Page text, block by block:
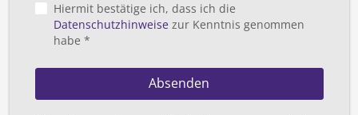
Hiermit bestätige ich, dass ich die
Datenschutzhinweisezur Kenntnis genommen
habe *
Absenden